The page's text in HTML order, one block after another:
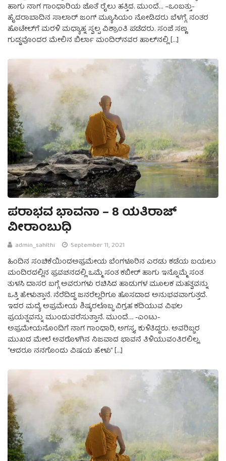
ಹಾಗು ನಾಗ ಗಾಂಧಾರಿಯ ಜೊತೆ ರೈಲು ಹತ್ತಿದ. ಮುಂದೆ… –ಒಂಬತ್ತು-
ಹೈದರಾಬಾದಿನ ಸಾಲಾರ್‌ ಜಂಗ್‌ ಮ್ಯೂಸಿಯಂ ನೋಡಿದರು ಬೆಳಗ್ಗೆ. ನಂತರ
ಹೊಟೇಲ್‌ಗೆ ಮರಳಿ ಮಧ್ಯಾಹ್ನ ಸ್ವಲ್ಪ ವಿಶ್ರಾಂತಿ ಪಡೆದರು. ಸಂಜೆ ಸಣ್ಣ
ಗುಡ್ಡವೊಂದರ ಮೇಲಿನ ಬಿರ್ಲಾ ಮಂದಿರ್‌ನವರ ಹಾಲ್‌ನಲ್ಲಿ […]
ಪರಾಭವ ಭಾವನಾ – 8 ಯತಿರಾಜ್‌
ವೀರಾಂಬುಧಿ
admin_sahithi September 11, 2021
ಹಿಂದಿನ ಸಂಚಿಕೆಯಿಂದಅಪ್ರಮೇಯ ಬೆಂಗಳೂರಿನ ಎರಡು ಕಡೆಯ ಬಯಲು
ಮಂದಿರದಲ್ಲಿನ ಪ್ರವಚನದಲ್ಲಿ ಒಮ್ಮೆ ಸಂತ ಕಬೀರ್ ಹಾಗು ಇನ್ನೊಮ್ಮೆ ಸಂತ
ತುಳಸಿ ದಾಸರ ಬಗ್ಗೆ ಅವರುಗಳು ರಚಿಸಿದ ಹಾಡುಗಳ ಮೂಲಕ ಮಹತ್ವವನ್ನು
ಒತ್ತಿ ಹೇಳುತ್ತಾನೆ. ನೆರೆದಿದ್ದ ಜನರೆಲ್ಲರಿಗೂ ಹೊಸದಾದ ಅನುಭವವಾಗುತ್ತದೆ.
ಇದರ ಮದ್ಯೆ ಅಪ್ರಮೇಯ ಶಿಷ್ಯರಲೊಬ್ಬ ವಿಗ್ರಹ ಕದಿಯುವ ವಿಫಲ
ಪ್ರಯತ್ನವನ್ನು ಮುಂದುವರೆಸುತ್ತಾನೆ. ಮುಂದೆ…. -ಎಂಟು-
ಅಪ್ರಮೇಯನೊಂದಿಗೆ ನಾಗ ಗಾಂಧಾರಿ, ಅಗಸ್ತ್ಯ ಕುಳಿತಿದ್ದರು. ಅವರಿಬ್ಬರ
ಮುಖದ ಮೇಲೆ ಅವರೊಳಗಿನ ನಿಜವಾದ ಭಾವನೆ ತಿಳಿಯುವಂತಿರಲಿಲ್ಲ.
“ಆದರೂ ನನಗೊಂದು ವಿಷಯ ಹೇಳು” […]